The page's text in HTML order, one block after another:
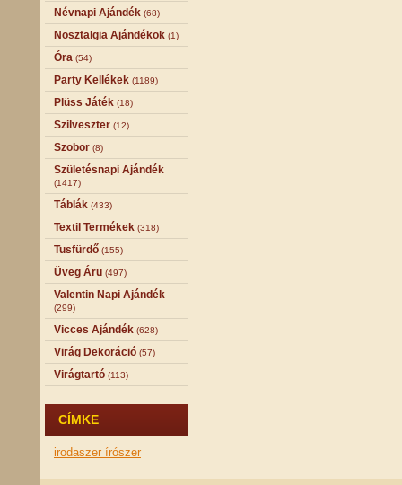
Névnapi Ajándék (68)
Nosztalgia Ajándékok (1)
Óra (54)
Party Kellékek (1189)
Plüss Játék (18)
Szilveszter (12)
Szobor (8)
Születésnapi Ajándék
(1417)
Táblák (433)
Textil Termékek (318)
Tusfürdő (155)
Üveg Áru (497)
Valentin Napi Ajándék
(299)
Vicces Ajándék (628)
Virág Dekoráció (57)
Virágtartó (113)
CÍMKE
irodaszer írószer